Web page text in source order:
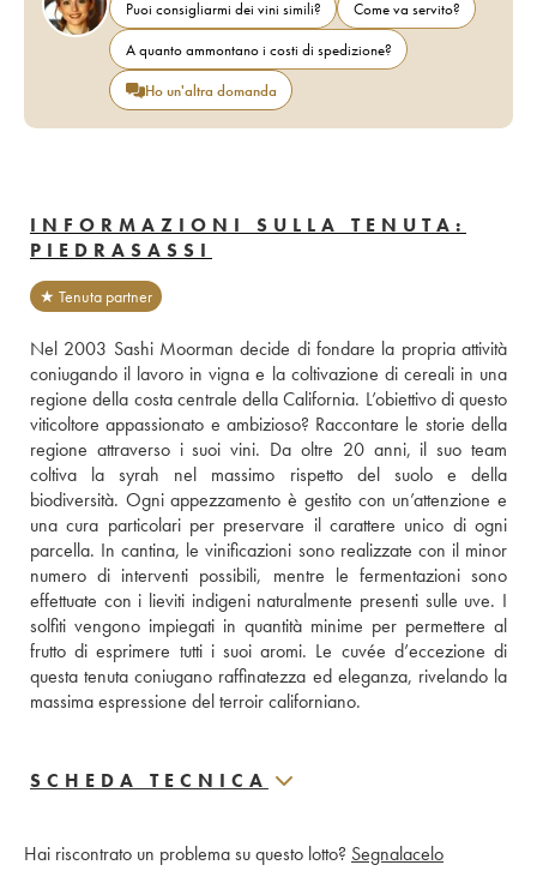
Puoi consigliarmi dei vini simili?
Come va servito?
A quanto ammontano i costi di spedizione?
Ho un'altra domanda
INFORMAZIONI SULLA TENUTA:
PIEDRASASSI
★ Tenuta partner
Nel 2003 Sashi Moorman decide di fondare la propria attività
coniugando il lavoro in vigna e la coltivazione di cereali in una
regione della costa centrale della California. L’obiettivo di questo
viticoltore appassionato e ambizioso? Raccontare le storie della
regione attraverso i suoi vini. Da oltre 20 anni, il suo team
coltiva la syrah nel massimo rispetto del suolo e della
biodiversità. Ogni appezzamento è gestito con un’attenzione e
una cura particolari per preservare il carattere unico di ogni
parcella. In cantina, le vinificazioni sono realizzate con il minor
numero di interventi possibili, mentre le fermentazioni sono
effettuate con i lieviti indigeni naturalmente presenti sulle uve. I
solfiti vengono impiegati in quantità minime per permettere al
frutto di esprimere tutti i suoi aromi. Le cuvée d’eccezione di
questa tenuta coniugano raffinatezza ed eleganza, rivelando la
massima espressione del terroir californiano.
SCHEDA TECNICA
Hai riscontrato un problema su questo lotto? Segnalacelo